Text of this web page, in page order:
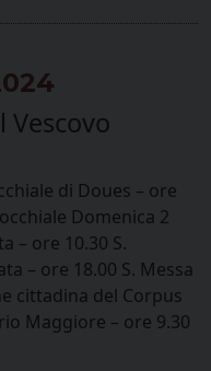
di Doues – ore
Domenica 2
– ore 10.30 S.
– ore 18.00 S. Messa
cittadina del Corpus
Maggiore – ore 9.30